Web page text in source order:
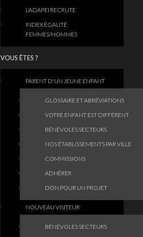
L'ADAPEI RECRUTE
INDEX ÉGALITÉ
FEMMES/HOMMES
VOUS ÊTES ?
PARENT D'UN JEUNE ENFANT
GLOSSAIRE ET ABRÉVIATIONS
VOTRE ENFANT EST DIFFÉRENT
BÉNÉVOLES SECTEURS
NOS ÉTABLISSEMENTS PAR VILLE
COMMISSIONS
ADHÉRER
DON POUR UN PROJET
NOUVEAU VISITEUR
BÉNÉVOLES SECTEURS